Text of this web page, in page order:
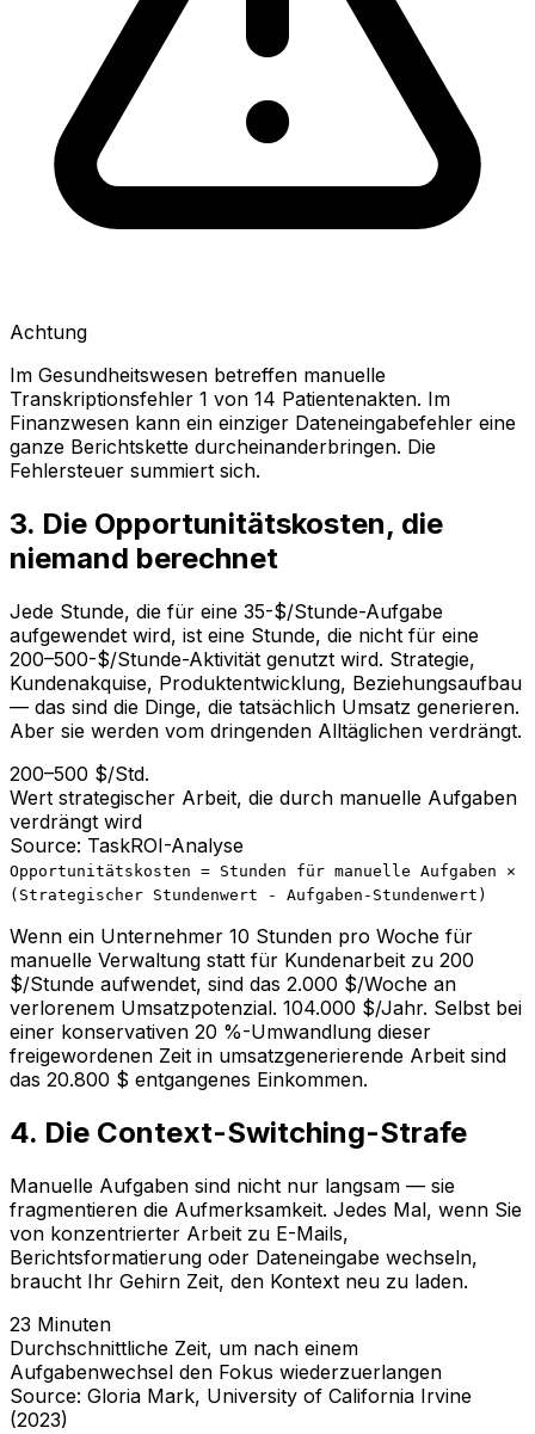
Achtung
Im Gesundheitswesen betreffen manuelle
Transkriptionsfehler 1 von 14 Patientenakten. Im
Finanzwesen kann ein einziger Dateneingabefehler eine
ganze Berichtskette durcheinanderbringen. Die
Fehlersteuer summiert sich.
3. Die Opportunitätskosten, die
niemand berechnet
Jede Stunde, die für eine 35-$/Stunde-Aufgabe
aufgewendet wird, ist eine Stunde, die nicht für eine
200–500-$/Stunde-Aktivität genutzt wird. Strategie,
Kundenakquise, Produktentwicklung, Beziehungsaufbau
— das sind die Dinge, die tatsächlich Umsatz generieren.
Aber sie werden vom dringenden Alltäglichen verdrängt.
200–500 $/Std.
Wert strategischer Arbeit, die durch manuelle Aufgaben
verdrängt wird
Source: TaskROI-Analyse
Opportunitätskosten = Stunden für manuelle Aufgaben ×
(Strategischer Stundenwert - Aufgaben-Stundenwert)
Wenn ein Unternehmer 10 Stunden pro Woche für
manuelle Verwaltung statt für Kundenarbeit zu 200
$/Stunde aufwendet, sind das 2.000 $/Woche an
verlorenem Umsatzpotenzial. 104.000 $/Jahr. Selbst bei
einer konservativen 20 %-Umwandlung dieser
freigewordenen Zeit in umsatzgenerierende Arbeit sind
das 20.800 $ entgangenes Einkommen.
4. Die Context-Switching-Strafe
Manuelle Aufgaben sind nicht nur langsam — sie
fragmentieren die Aufmerksamkeit. Jedes Mal, wenn Sie
von konzentrierter Arbeit zu E-Mails,
Berichtsformatierung oder Dateneingabe wechseln,
braucht Ihr Gehirn Zeit, den Kontext neu zu laden.
23 Minuten
Durchschnittliche Zeit, um nach einem
Aufgabenwechsel den Fokus wiederzuerlangen
Source: Gloria Mark, University of California Irvine
(2023)